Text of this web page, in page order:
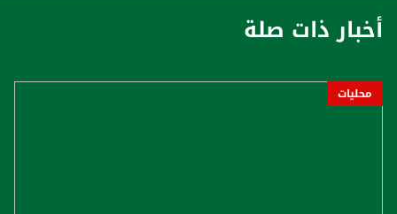
أخبار ذات صلة
محليات